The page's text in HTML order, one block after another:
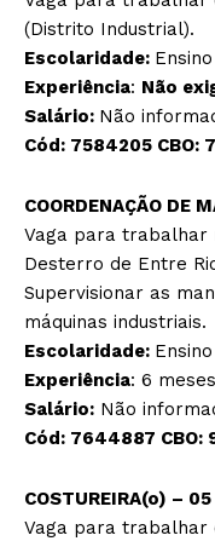
(Distrito Industrial).
Escolaridade:
Experiência: Não
Salário: Não
Cód: 7584205 CBO:
COORDENAÇÃO DE
Vaga para trabalhar
Desterro de Entre
Supervisionar as
máquinas industriais.
Escolaridade:
Experiência: 6
Salário: Não
Cód: 7644887 CBO:
COSTUREIRA(o) –
Vaga para trabalhar